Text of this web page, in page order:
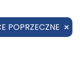
POPRZECZNE ×